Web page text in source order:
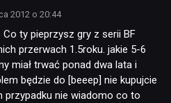
2012 o 20:44
ty pieprzysz gry z serii BF
przerwach 1.5roku. jakie 5-6
miał trwać ponad dwa lata i
będzie do [beeep] nie kupujcie
przypadku nie wiadomo co to